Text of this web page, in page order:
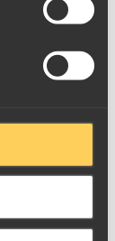
in the